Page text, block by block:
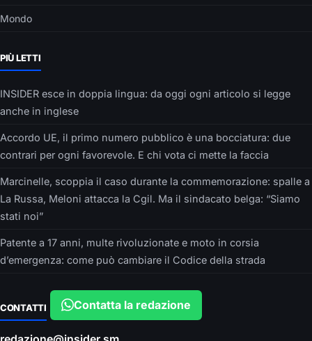
Mondo
PIÙ LETTI
INSIDER esce in doppia lingua: da oggi ogni articolo si legge
anche in inglese
Accordo UE, il primo numero pubblico è una bocciatura: due
contrari per ogni favorevole. E chi vota ci mette la faccia
Marcinelle, scoppia il caso durante la commemorazione: spalle a
La Russa, Meloni attacca la Cgil. Ma il sindacato belga: “Siamo
stati noi”
Patente a 17 anni, multe rivoluzionate e moto in corsia
d’emergenza: come può cambiare il Codice della strada
CONTATTI Contatta la redazione